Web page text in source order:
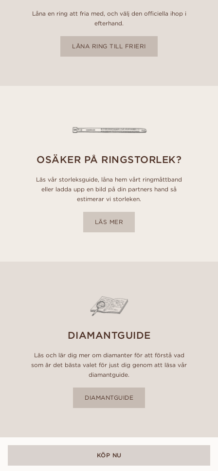
Låna en ring att fria med, och välj den officiella ihop i
efterhand.
LÅNA RING TILL FRIERI
OSÄKER PÅ RINGSTORLEK?
Läs vår storleksguide, låna hem vårt ringmåttband
eller ladda upp en bild på din partners hand så
estimerar vi storleken.
LÄS MER
DIAMANTGUIDE
Läs och lär dig mer om diamanter för att förstå vad
som är det bästa valet för just dig genom att läsa vår
diamantguide.
DIAMANTGUIDE
KÖP NU